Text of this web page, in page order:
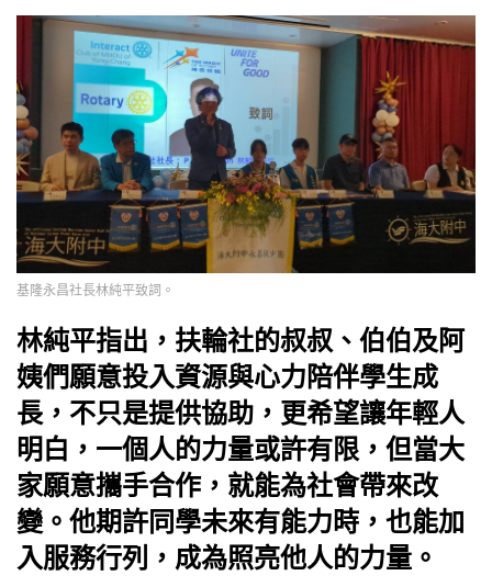
基隆永昌社長林純平致詞。
林純平指出，扶輪社的叔叔、伯伯及阿
姨們願意投入資源與心力陪伴學生成
長，不只是提供協助，更希望讓年輕人
明白，一個人的力量或許有限，但當大
家願意攜手合作，就能為社會帶來改
變。他期許同學未來有能力時，也能加
入服務行列，成為照亮他人的力量。